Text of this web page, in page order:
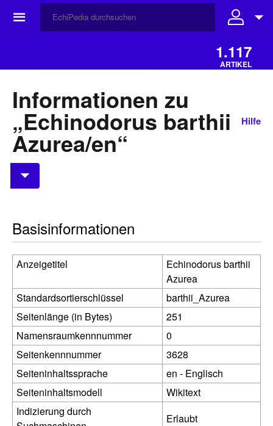
☰
1.117
ARTIKEL
Informationen zu
„Echinodorus barthii
Azurea/en“
Hilfe
Basisinformationen
Anzeigetitel
Echinodorus barthii
Azurea
Standardsortierschlüssel
barthii_Azurea
Seitenlänge (in Bytes)
251
Namensraumkennnummer
0
Seitenkennnummer
3628
Seiteninhaltssprache
en - Englisch
Seiteninhaltsmodell
Wikitext
Indizierung durch
Erlaubt